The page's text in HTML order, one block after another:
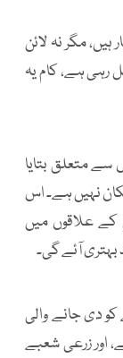
مگر نہ لائن
رہی ہے، کام یہ
سے متعلق بتایا
نہیں ہے۔ اس
کے علاقوں میں
بہتری آئے گی۔
کو دی جانے والی
اور زرعی شعبے